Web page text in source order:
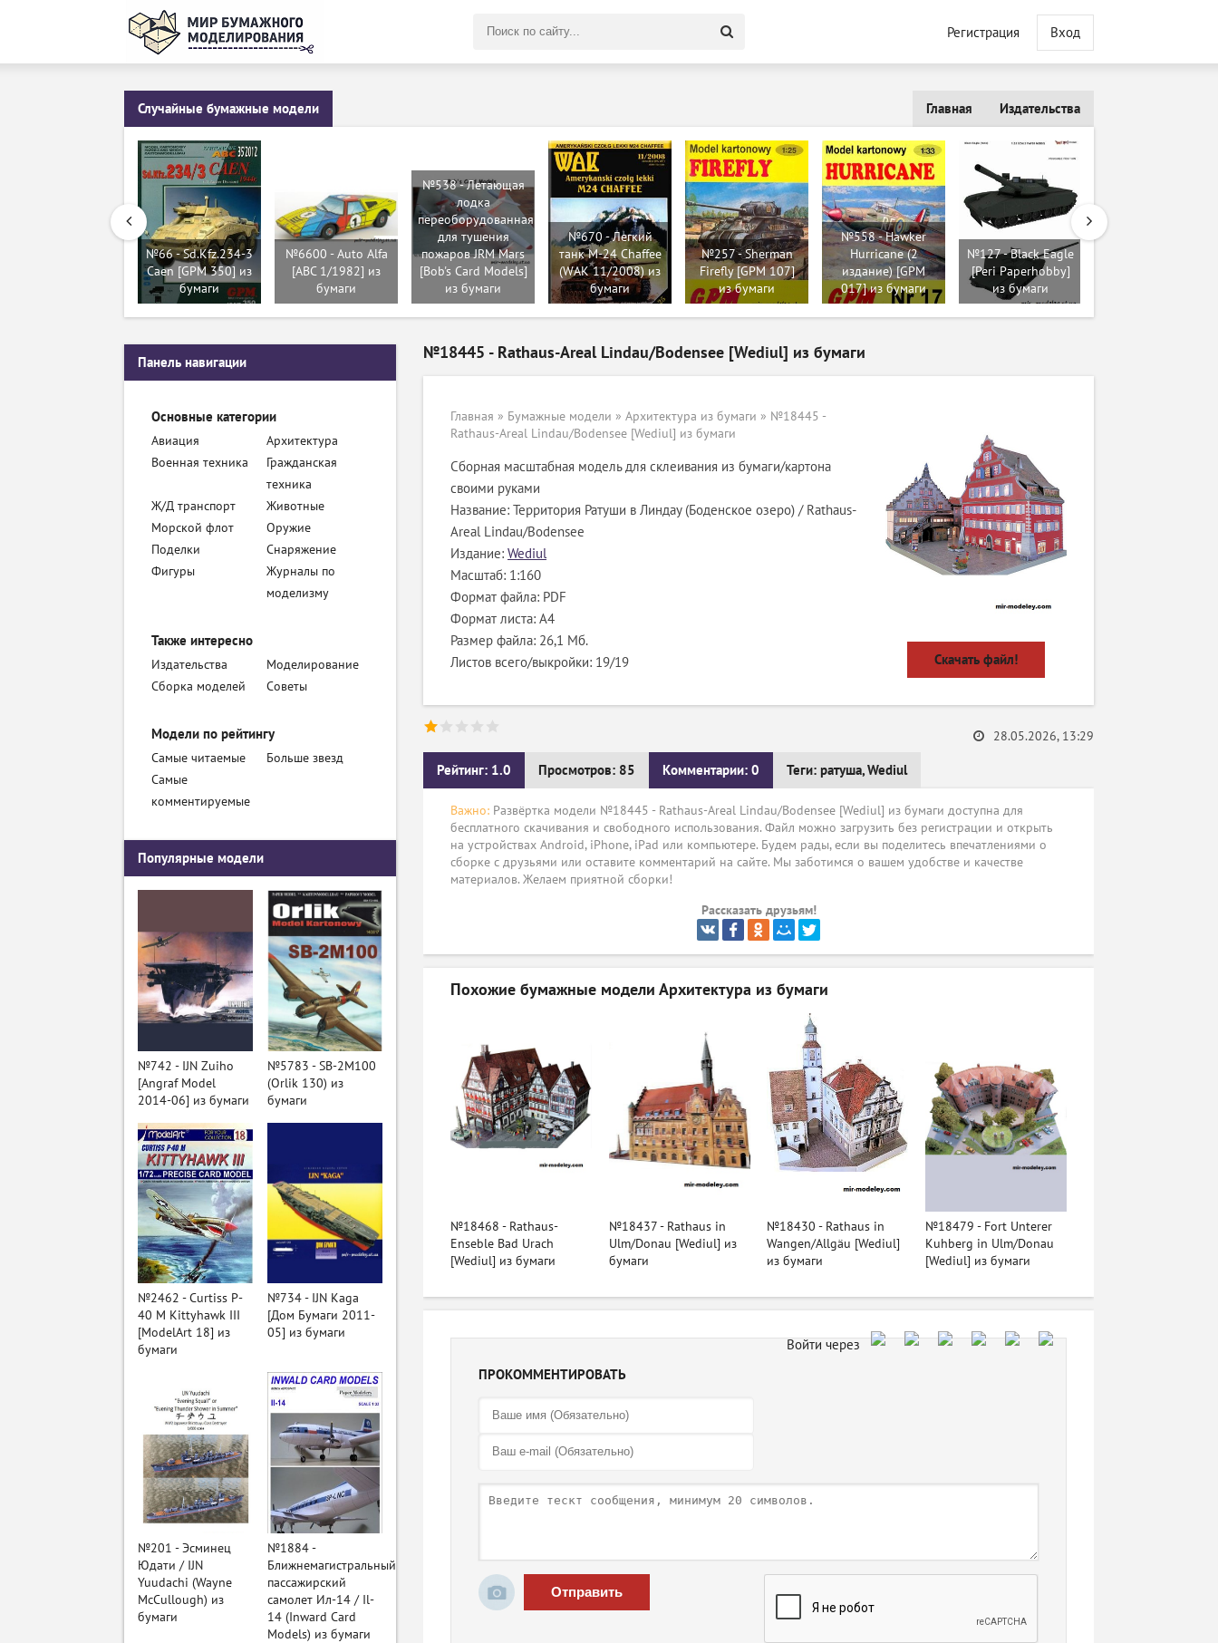
Регистрация Вход
Случайные бумажные модели Издательства
Главная
№66 - Sd.Kfz.234-3
Caen [GPM 350] из
бумаги
№6600 - Auto Alfa
[ABC 1/1982] из
бумаги
№538 - Летающая
лодка
переоборудованная
для тушения
пожаров JRM Mars
[Bob's Card Models]
из бумаги
№670 - Легкий
танк M-24 Chaffee
(WAK 11/2008) из
бумаги
№257 - Sherman
Firefly [GPM 107]
из бумаги
№558 - Hawker
Hurricane (2
издание) [GPM
017] из бумаги
№127 - Black Eagle
[Peri Paperhobby]
из бумаги
№18445 - Rathaus-Areal Lindau/Bodensee [Wediul] из бумаги
Главная » Бумажные модели » Архитектура из бумаги » №18445 -
Rathaus-Areal Lindau/Bodensee [Wediul] из бумаги
Сборная масштабная модель для склеивания из бумаги/картона
своими руками
Название: Территория Ратуши в Линдау (Боденское озеро) / Rathaus-
Areal Lindau/Bodensee
Издание: Wediul
Масштаб: 1:160
Формат файла: PDF
Формат листа: А4
Размер файла: 26,1 Мб.
Листов всего/выкройки: 19/19
Скачать файл!
Рейтинг: 1.0 Просмотров: 85 Комментарии: 0 Теги: ратуша,Wediul
28.05.2026, 13:29
Важно: Развёртка модели №18445 - Rathaus-Areal Lindau/Bodensee [Wediul] из бумаги доступна для
бесплатного скачивания и свободного использования. Файл можно загрузить без регистрации и открыть
на устройствах Android, iPhone, iPad или компьютере. Будем рады, если вы поделитесь впечатлениями о
сборке с друзьями или оставите комментарий на сайте. Мы заботимся о вашем удобстве и качестве
материалов. Желаем приятной сборки!
Рассказать друзьям!
Похожие бумажные модели Архитектура из бумаги
№18468 - Rathaus-
Enseble Bad Urach
[Wediul] из бумаги
№18437 - Rathaus in
Ulm/Donau [Wediul] из
бумаги
№18430 - Rathaus in
Wangen/Allgäu [Wediul]
из бумаги
№18479 - Fort Unterer
Kuhberg in Ulm/Donau
[Wediul] из бумаги
ПРОКОММЕНТИРОВАТЬ
Отправить
Панель навигации
Основные категории
Авиация
Архитектура
Военная техника
Гражданская
техника
Ж/Д транспорт
Животные
Морской флот
Оружие
Поделки
Снаряжение
Фигуры
Журналы по
моделизму
Также интересно
Издательства
Моделирование
Сборка моделей
Советы
Модели по рейтингу
Самые читаемые
Больше звезд
Самые
комментируемые
Популярные модели
№742 - IJN Zuiho
[Angraf Model
2014-06] из бумаги
№5783 - SB-2M100
(Orlik 130) из
бумаги
№2462 - Curtiss P-
40 M Kittyhawk III
[ModelArt 18] из
бумаги
№734 - IJN Kaga
[Дом Бумаги 2011-
05] из бумаги
№201 - Эсминец
Юдати / IJN
Yuudachi (Wayne
McCullough) из
бумаги
№1884 -
Ближнемагистральный
пассажирский
самолет Ил-14 / Il-
14 (Inward Card
Models) из бумаги